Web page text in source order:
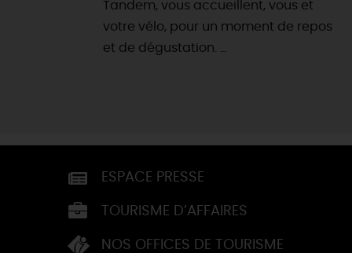
Tandem, vous accueillent, vous et
votre vélo, pour un moment de repos
et de dégustation. ...
ESPACE PRESSE
TOURISME D’AFFAIRES
NOS OFFICES DE TOURISME